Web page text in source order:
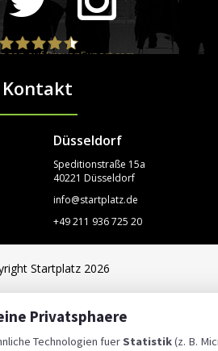
STARTPLATZ
auf ProvenExpert.com
Kontakt
Düsseldorf
Speditionstraße 15a
40221 Düsseldorf
info@startplatz.de
+49 211 936 725 20
Startplatz 2026
Privatsphaere
Technologien fuerStatistik(z. B.